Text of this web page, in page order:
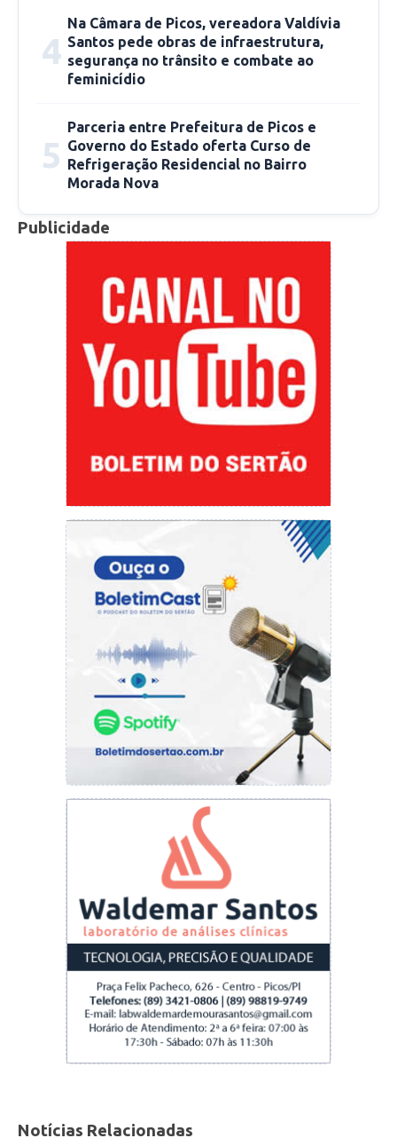
4
Na Câmara de Picos, vereadora Valdívia
Santos pede obras de infraestrutura,
segurança no trânsito e combate ao
feminicídio
5
Parceria entre Prefeitura de Picos e
Governo do Estado oferta Curso de
Refrigeração Residencial no Bairro
Morada Nova
Publicidade
Notícias Relacionadas